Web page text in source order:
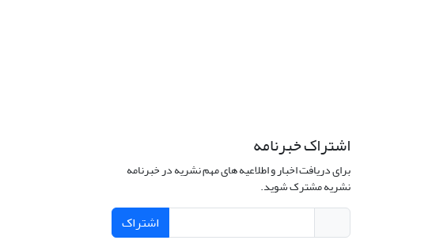
اشتراک خبرنامه
برای دریافت اخبار و اطلاعیه های مهم نشریه در خبرنامه
نشریه مشترک شوید.
اشتراک